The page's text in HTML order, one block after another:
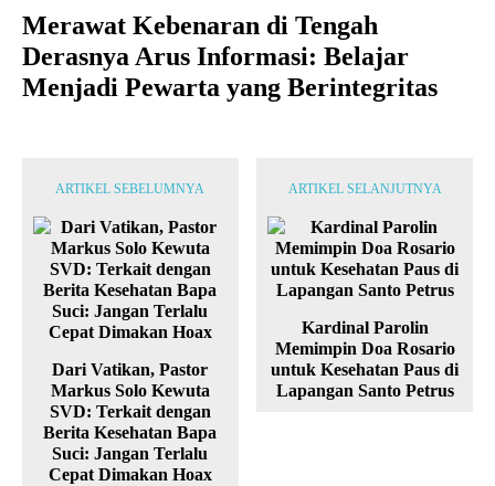
Merawat Kebenaran di Tengah
Derasnya Arus Informasi: Belajar
Menjadi Pewarta yang Berintegritas
ARTIKEL SEBELUMNYA
Dari Vatikan, Pastor
Markus Solo Kewuta
SVD: Terkait dengan
Berita Kesehatan Bapa
Suci: Jangan Terlalu
Cepat Dimakan Hoax
ARTIKEL SELANJUTNYA
Kardinal Parolin
Memimpin Doa Rosario
untuk Kesehatan Paus di
Lapangan Santo Petrus